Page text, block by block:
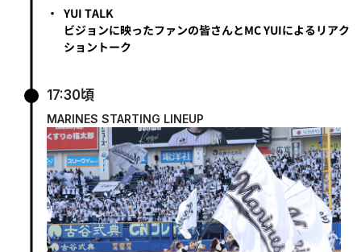
・ YUI TALK
ビジョンに映ったファンの皆さんとMC YUIによるリアク
ショントーク
17:30頃
MARINES STARTING LINEUP